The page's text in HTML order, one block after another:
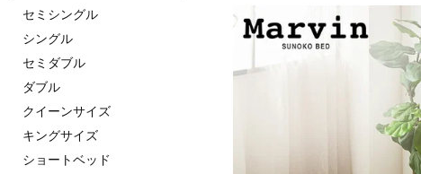
セミシングル
シングル
セミダブル
ダブル
クイーンサイズ
キングサイズ
ショートベッド